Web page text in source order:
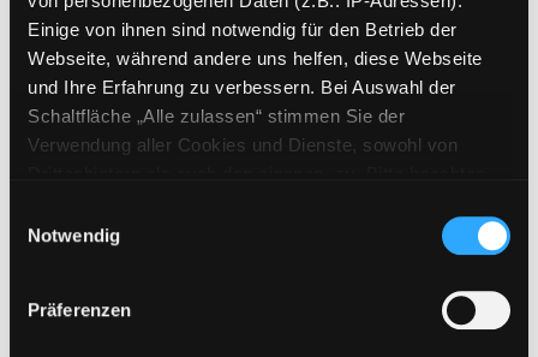
Einige von ihnen sind notwendig für den Betrieb der
Webseite, während andere uns helfen, diese Webseite
und Ihre Erfahrung zu verbessern. Bei Auswahl der
Schaltfläche „Alle zulassen“ stimmen Sie der
Verwendung aller Cookies und Dienste, sowohl von
Cookies von Drittanbietern, eine Verarbeitung in
unsicheren Drittländern (Länder außerhalb des EWR
ohne adäquates Datenschutzniveau) stattfinden kann. In
diesem Zusammenhang können aktuell Risiken für
Notwendig
Präferenzen
Exemplar-Details von Vorstellungsgespräch
richtig vorbereiten und
überzeugend antworten auf die 111
wichtigsten Fragen
Verfasser:Hesse, Jürgen;Schrader,
Hans ChristianSuche nach diesem